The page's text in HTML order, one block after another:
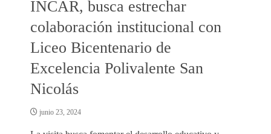
INCAR, busca estrechar
colaboración institucional con
Liceo Bicentenario de
Excelencia Polivalente San
Nicolás
junio 23, 2024